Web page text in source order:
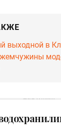
выходной в